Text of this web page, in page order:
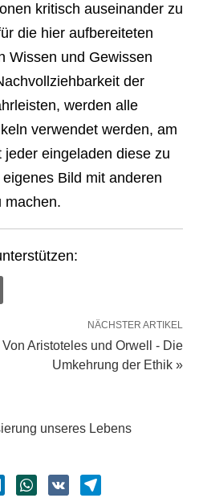
kritisch auseinander zu
die hier aufbereiteten
Wissen und Gewissen
der
werden alle
verwendet werden, am
eingeladen diese zu
Bild mit anderen
machen.
NÄCHSTER ARTIKEL
Aristoteles und Orwell - Die
Umkehrung der Ethik »
unseres Lebens